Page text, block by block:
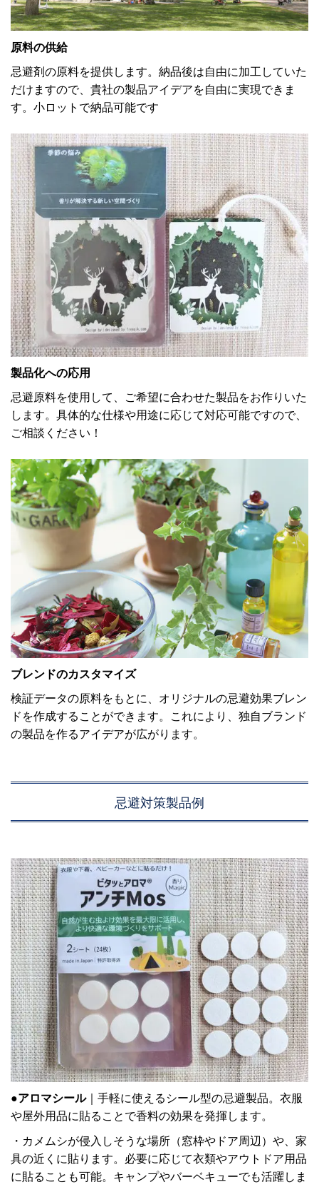
原料の供給
忌避剤の原料を提供します。納品後は自由に加工していた
だけますので、貴社の製品アイデアを自由に実現できま
す。小ロットで納品可能です
製品化への応用
忌避原料を使用して、ご希望に合わせた製品をお作りいた
します。具体的な仕様や用途に応じて対応可能ですので、
ご相談ください！
ブレンドのカスタマイズ
検証データの原料をもとに、オリジナルの忌避効果ブレン
ドを作成することができます。これにより、独自ブランド
の製品を作るアイデアが広がります。
忌避対策製品例
●アロマシール｜手軽に使えるシール型の忌避製品。衣服
や屋外用品に貼ることで香料の効果を発揮します。
・カメムシが侵入しそうな場所（窓枠やドア周辺）や、家
具の近くに貼ります。必要に応じて衣類やアウトドア用品
に貼ることも可能。キャンプやバーベキューでも活躍しま